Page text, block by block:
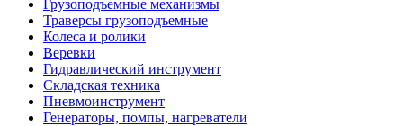
Грузоподъемные механизмы
Траверсы грузоподъемные
Колеса и ролики
Веревки
Гидравлический инструмент
Складская техника
Пневмоинструмент
Генераторы, помпы, нагреватели